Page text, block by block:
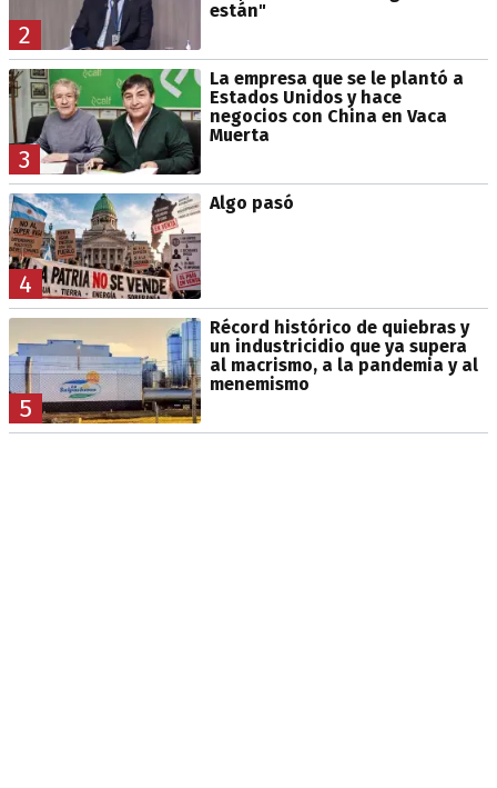
2
están"
3
La empresa que se le plantó a
Estados Unidos y hace
negocios con China en Vaca
Muerta
4
Algo pasó
5
Récord histórico de quiebras y
un industricidio que ya supera
al macrismo, a la pandemia y al
menemismo